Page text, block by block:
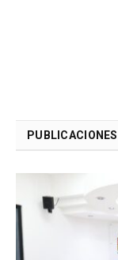
PUBLICACIONES